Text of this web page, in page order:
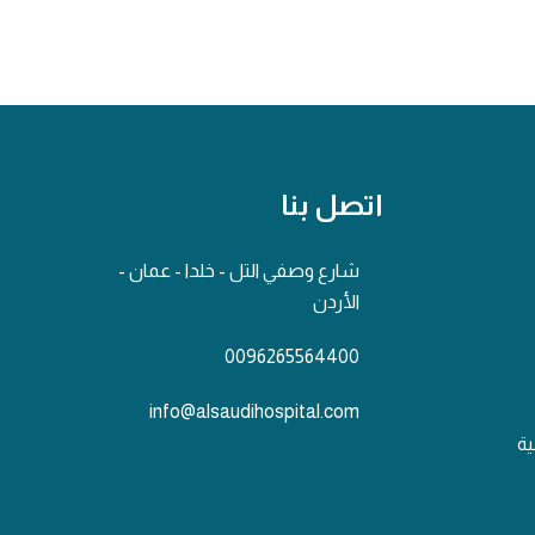
اتصل بنا
شارع وصفي التل - خلدا - عمان -
الأردن
0096265564400
info@alsaudihospital.com